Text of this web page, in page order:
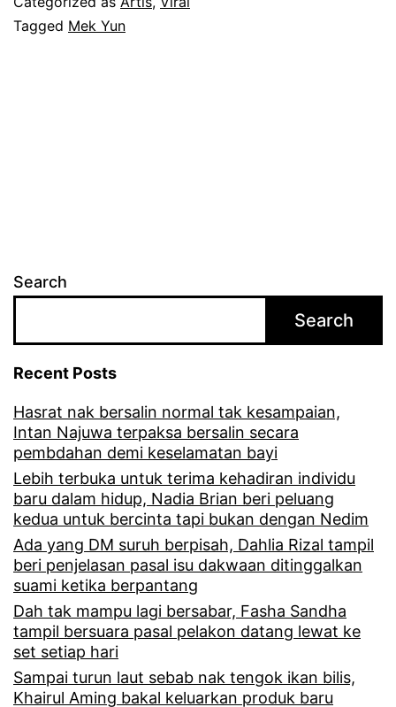
e
r
n
k
a
i
a
Tagged Mek Yun
Search
Search
Recent Posts
Hasrat nak bersalin normal tak kesampaian,
Intan Najuwa terpaksa bersalin secara
pembdahan demi keselamatan bayi
Lebih terbuka untuk terima kehadiran individu
baru dalam hidup, Nadia Brian beri peluang
kedua untuk bercinta tapi bukan dengan Nedim
Ada yang DM suruh berpisah, Dahlia Rizal tampil
beri penjelasan pasal isu dakwaan ditinggalkan
suami ketika berpantang
Dah tak mampu lagi bersabar, Fasha Sandha
tampil bersuara pasal pelakon datang lewat ke
set setiap hari
Sampai turun laut sebab nak tengok ikan bilis,
Khairul Aming bakal keluarkan produk baru